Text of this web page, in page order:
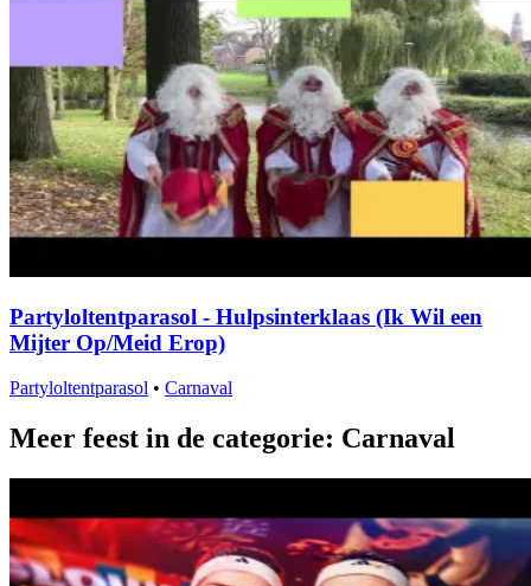
Partyloltentparasol - Hulpsinterklaas (Ik Wil een
Mijter Op/Meid Erop)
Partyloltentparasol • Carnaval
Meer feest in de categorie: Carnaval